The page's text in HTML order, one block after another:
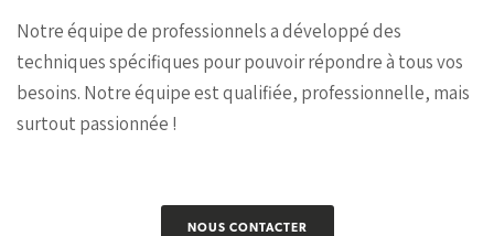
Notre équipe de professionnels a développé des
techniques spécifiques pour pouvoir répondre à tous vos
besoins. Notre équipe est qualifiée, professionnelle, mais
surtout passionnée !
NOUS CONTACTER